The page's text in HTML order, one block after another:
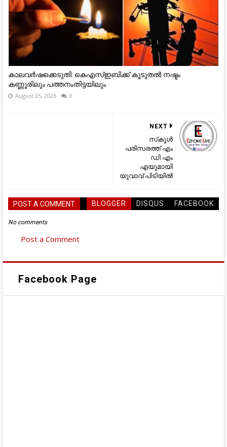
കാലവര്‍ഷക്കെടുതി: കെഎസ്‌ഇബിക്ക് കൂടുതല്‍ നഷ്ടം
കണ്ണൂരിലും പത്തനംതിട്ടയിലും
August 05, 2026 0
NEXT
സ്‌കൂൾ
പരിസരത്ത് എം
ഡി എം
എയുമായി
യുവാവ് പിടിയിൽ
POST A COMMENT BLOGGER DISQUS FACEBOOK
No comments
Post a Comment
Facebook Page